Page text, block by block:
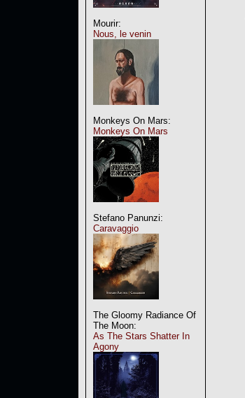
Mourir:
Nous, le venin
Monkeys On Mars:
Monkeys On Mars
Stefano Panunzi:
Caravaggio
The Gloomy Radiance Of
The Moon:
As The Stars Shatter In
Agony